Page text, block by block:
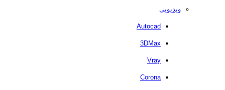
ویدیویی
Autocad
3DMax
Vray
Corona